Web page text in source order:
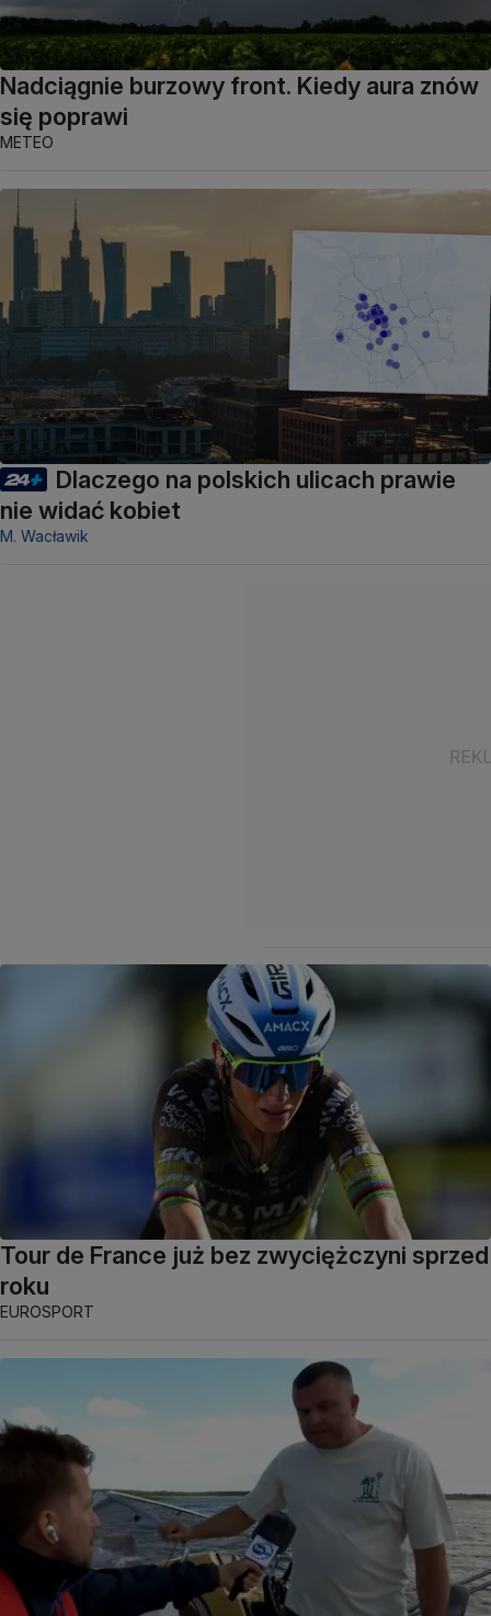
Nadciągnie burzowy front. Kiedy aura znów
się poprawi
METEO
Dlaczego na polskich ulicach prawie
nie widać kobiet
M. Wacławik
Tour de France już bez zwyciężczyni sprzed
roku
EUROSPORT